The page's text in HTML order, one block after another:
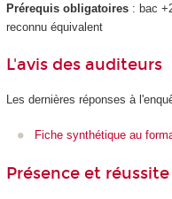
Prérequis obligatoires: bac
reconnu équivalent
L'avis des auditeurs
Les dernières réponses à
Fiche synthétique au
Présence et